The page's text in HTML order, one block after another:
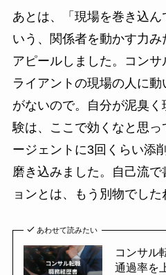
あとは、「現場を巻き込
いう、関係者を動かす力
アピールしました。コン
ライアントの現場の人に
がないので。自分が泥臭
験は、ここで効くなと思
ージェントに3回くらい添
磨き込みました。自己流
ョンとは、もう別物でした
あわせて読みたい
コンサル
通過率を